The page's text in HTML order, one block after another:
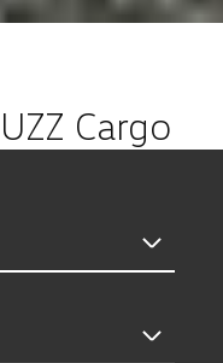
Cargo